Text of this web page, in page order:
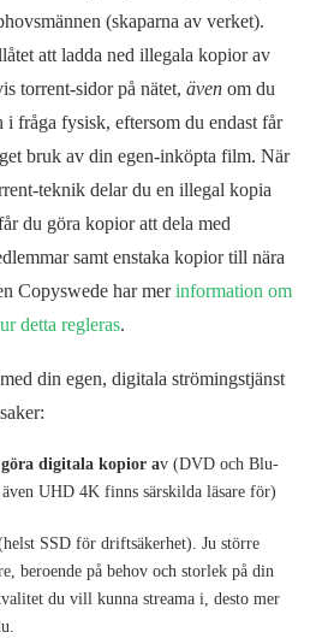
(skaparna av verket).
att ladda ned illegala kopior av
torrent-sidor på nätet, även om du
i fråga fysisk, eftersom du endast får
bruk av din egen-inköpta film. När
teknik delar du en illegal kopia
du göra kopior att dela med
samt enstaka kopior till nära
Copyswede har merinformation om
detta regleras.
din egen, digitala strömingstjänst
digitala kopior av (DVD och Blu-
UHD 4K finns särskilda läsare för)
SSD för driftsäkerhet). Ju större
beroende på behov och storlek på din
du vill kunna streama i, desto mer